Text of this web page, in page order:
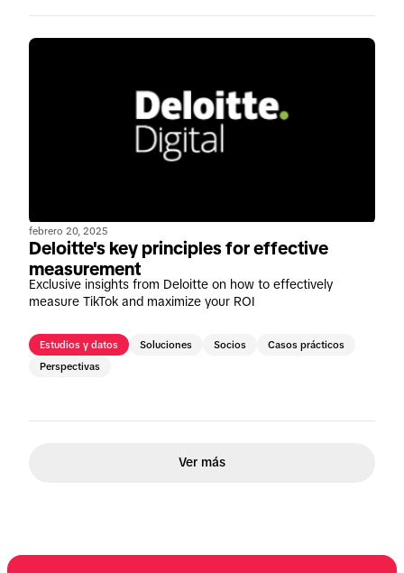
febrero 20, 2025
Deloitte's key principles for effective
measurement
Exclusive insights from Deloitte on how to effectively
measure TikTok and maximize your ROI
Estudios y datos Soluciones Socios
Casos prácticos
Perspectivas
Ver más